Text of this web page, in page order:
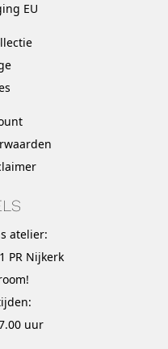
EU
atelier:
PR Nijkerk
!
uur